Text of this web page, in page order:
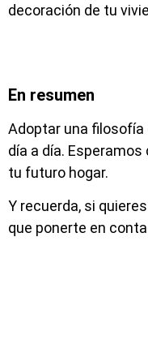
decoración de tu
En resumen
Adoptar una filosofía
día a día.
tu futuro hogar.
Y recuerda, si
que ponerte en